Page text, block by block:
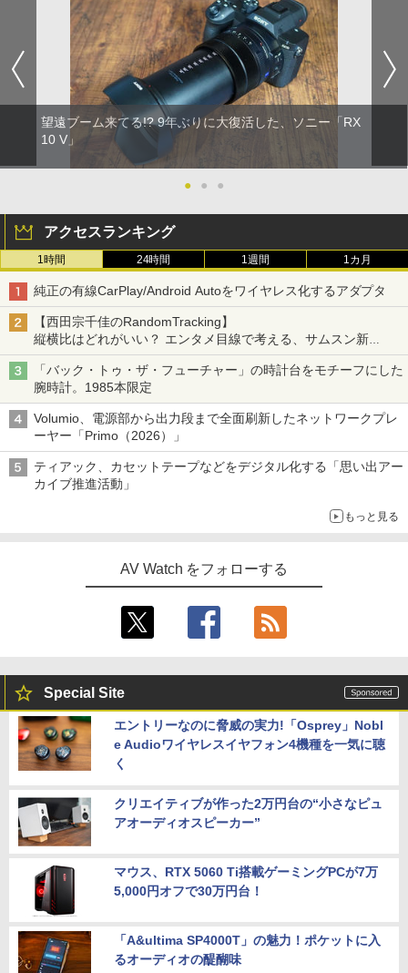
望遠ブーム来てる!? 9年ぶりに大復活した、ソニー「RX
10 V」
● ● ●
アクセスランキング
1時間 24時間 1週間 1カ月
純正の有線CarPlay/Android Autoをワイヤレス化するアダプタ
【西田宗千佳のRandomTracking】
縦横比はどれがいい？ エンタメ目線で考える、サムスン新
「Galaxy Z Fold」
「バック・トゥ・ザ・フューチャー」の時計台をモチーフにした
腕時計。1985本限定
Volumio、電源部から出力段まで全面刷新したネットワークプレ
ーヤー「Primo（2026）」
ティアック、カセットテープなどをデジタル化する「思い出アー
カイブ推進活動」
もっと見る
AV Watch をフォローする
Special Site
エントリーなのに脅威の実力!「Osprey」Nobl
e Audioワイヤレスイヤフォン4機種を一気に聴
く
クリエイティブが作った2万円台の“小さなピュ
アオーディオスピーカー”
マウス、RTX 5060 Ti搭載ゲーミングPCが7万
5,000円オフで30万円台！
「A&ultima SP4000T」の魅力！ポケットに入
るオーディオの醍醐味